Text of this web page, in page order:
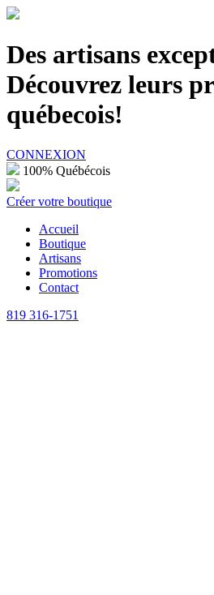
Des artisans
Découvrez leurs
québecois!
CONNEXION
100% Québécois
Créer votre boutique
Accueil
Boutique
Artisans
Promotions
Contact
819 316-1751